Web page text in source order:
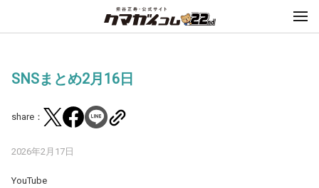
SNSまとめ2月16日
share：
2026年2月17日
YouTube